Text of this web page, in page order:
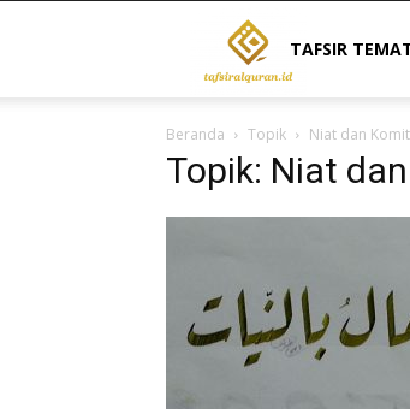
Tafsir
Al
|
TAFSIR
Beranda Topik Niat dan
Topik: Niat